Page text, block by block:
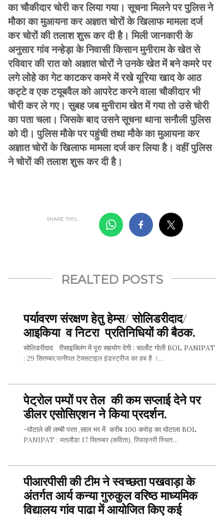
का चौकीदार चोरी कर लिया गया। सूचना मिलने पर पुलिस ने
मौका का मुआयना कर अज्ञात चोरों के खिलाफ मामला दर्ज
कर चोरों की तलाश शुरू कर दी है। मिली जानकारी के
अनुसार गांव नन्हेड़ा के निवासी किसान मुनीराम के खेत से
रविवार की रात को अज्ञात चोरों ने उनके खेत में बने कमरे पर
लगे लोहे का गेट काटकर कमरे में रखे यूरिया खाद के आठ
कट्टे व एक टयूबवैल को आपरेट करने वाला चौकीदार भी
चोरी कर ले गए। सुबह जब मुनीराम खेत में गया तो उसे चोरी
का पता चला। जिसके बाद उसने सूचना थाना सनौली पुलिस
को दी। पुलिस मौके पर पहुंची तथा मौके का मुआयना कर
अज्ञात चोरों के खिलाफ मामला दर्ज कर लिया है। वहीं पुलिस
ने चोरों की तलाश शुरू कर दी है।
SHARE THIS...
REALTED POSTS
पर्यावरण संरक्षण हेतु हेम्स/ सोलिडरीदाद/
आइकिया व निटरा प्रतिनिधियों की बैठक.
सोलिडरीदाद रीसाइक्लिंग में पूरा सहयोग देगी : चार्लोट गोली BOL PANIPAT
: 29 सितम्बर,पानीपत टेक्सटाइल इंडस्ट्रीज का हब है ।…
SHARE THIS...
पेट्रोल पम्पों पर तेल की कम सप्लाई देने पर
डीलर एसोसिएशन ने किया प्रदर्शन.
-घोटाले की लम्बी परत ,साल भर में करीब 100 करोड़ का घोटाला BOL
PANIPAT : मतलौडा 17 सितम्बर (कविता), रिफाइनरी स्थित…
SHARE THIS...
पीआरपीसी की टीम ने स्वच्छता पखवाड़ा के
अंतर्गत आर्य कन्या गुरुकुल वरिष्ठ माध्यमिक
विद्यालय गांव पाढा में आयोजित किए कई